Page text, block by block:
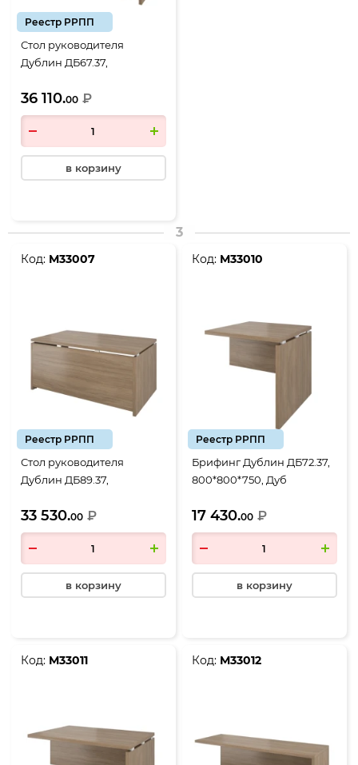
Реестр РРПП
Стол руководителя
Дублин ДБ67.37,
кофейный
36 110.00 ₽
в корзину
3
Код: М33007
Реестр РРПП
Стол руководителя
Дублин ДБ89.37,
кофейный
33 530.00 ₽
в корзину
Код: М33010
Реестр РРПП
Брифинг Дублин ДБ72.37,
800*800*750, Дуб
17 430.00 ₽
в корзину
Код: М33011 Код: М33012